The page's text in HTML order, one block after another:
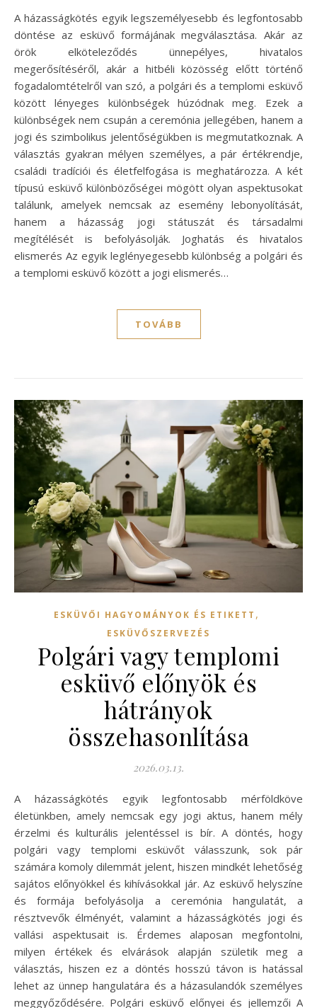
A házasságkötés egyik legszemélyesebb és legfontosabb
döntése az esküvő formájának megválasztása. Akár az
örök elköteleződés ünnepélyes, hivatalos
megerősítéséről, akár a hitbéli közösség előtt történő
fogadalomtételről van szó, a polgári és a templomi esküvő
között lényeges különbségek húzódnak meg. Ezek a
különbségek nem csupán a ceremónia jellegében, hanem a
jogi és szimbolikus jelentőségükben is megmutatkoznak. A
választás gyakran mélyen személyes, a pár értékrendje,
családi tradíciói és életfelfogása is meghatározza. A két
típusú esküvő különbözőségei mögött olyan aspektusokat
találunk, amelyek nemcsak az esemény lebonyolítását,
hanem a házasság jogi státuszát és társadalmi
megítélését is befolyásolják. Joghatás és hivatalos
elismerés Az egyik leglényegesebb különbség a polgári és
a templomi esküvő között a jogi elismerés…
TOVÁBB
ESKÜVŐI HAGYOMÁNYOK ÉS ETIKETT ,
ESKÜVŐSZERVEZÉS
Polgári vagy templomi
esküvő előnyök és
hátrányok
összehasonlítása
2026.03.13.
A házasságkötés egyik legfontosabb mérföldköve
életünkben, amely nemcsak egy jogi aktus, hanem mély
érzelmi és kulturális jelentéssel is bír. A döntés, hogy
polgári vagy templomi esküvőt válasszunk, sok pár
számára komoly dilemmát jelent, hiszen mindkét lehetőség
sajátos előnyökkel és kihívásokkal jár. Az esküvő helyszíne
és formája befolyásolja a ceremónia hangulatát, a
résztvevők élményét, valamint a házasságkötés jogi és
vallási aspektusait is. Érdemes alaposan megfontolni,
milyen értékek és elvárások alapján születik meg a
választás, hiszen ez a döntés hosszú távon is hatással
lehet az ünnep hangulatára és a házasulandók személyes
meggyőződésére. Polgári esküvő előnyei és jellemzői A